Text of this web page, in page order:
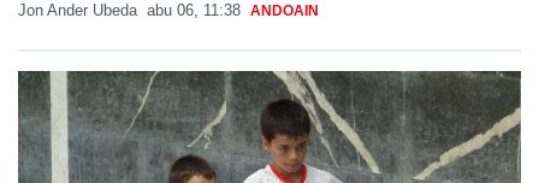
Jon Ander Ubeda abu 06, 11:38 ANDOAIN